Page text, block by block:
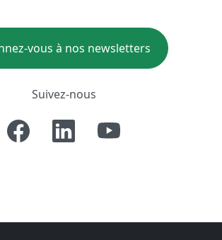
vous à nos newsletters
Suivez-nous